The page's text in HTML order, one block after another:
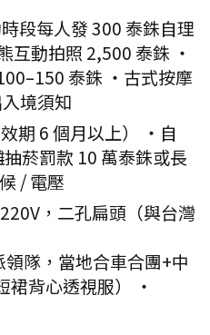
人發 300 泰銖自理
動拍照 2,500 泰銖 ・
泰銖 ・古式按摩
須知
個月以上） ・自
菸罰款 10 萬泰銖或長
電壓
二孔扁頭（與台灣
當地合車合團+中
背心透視服） ・